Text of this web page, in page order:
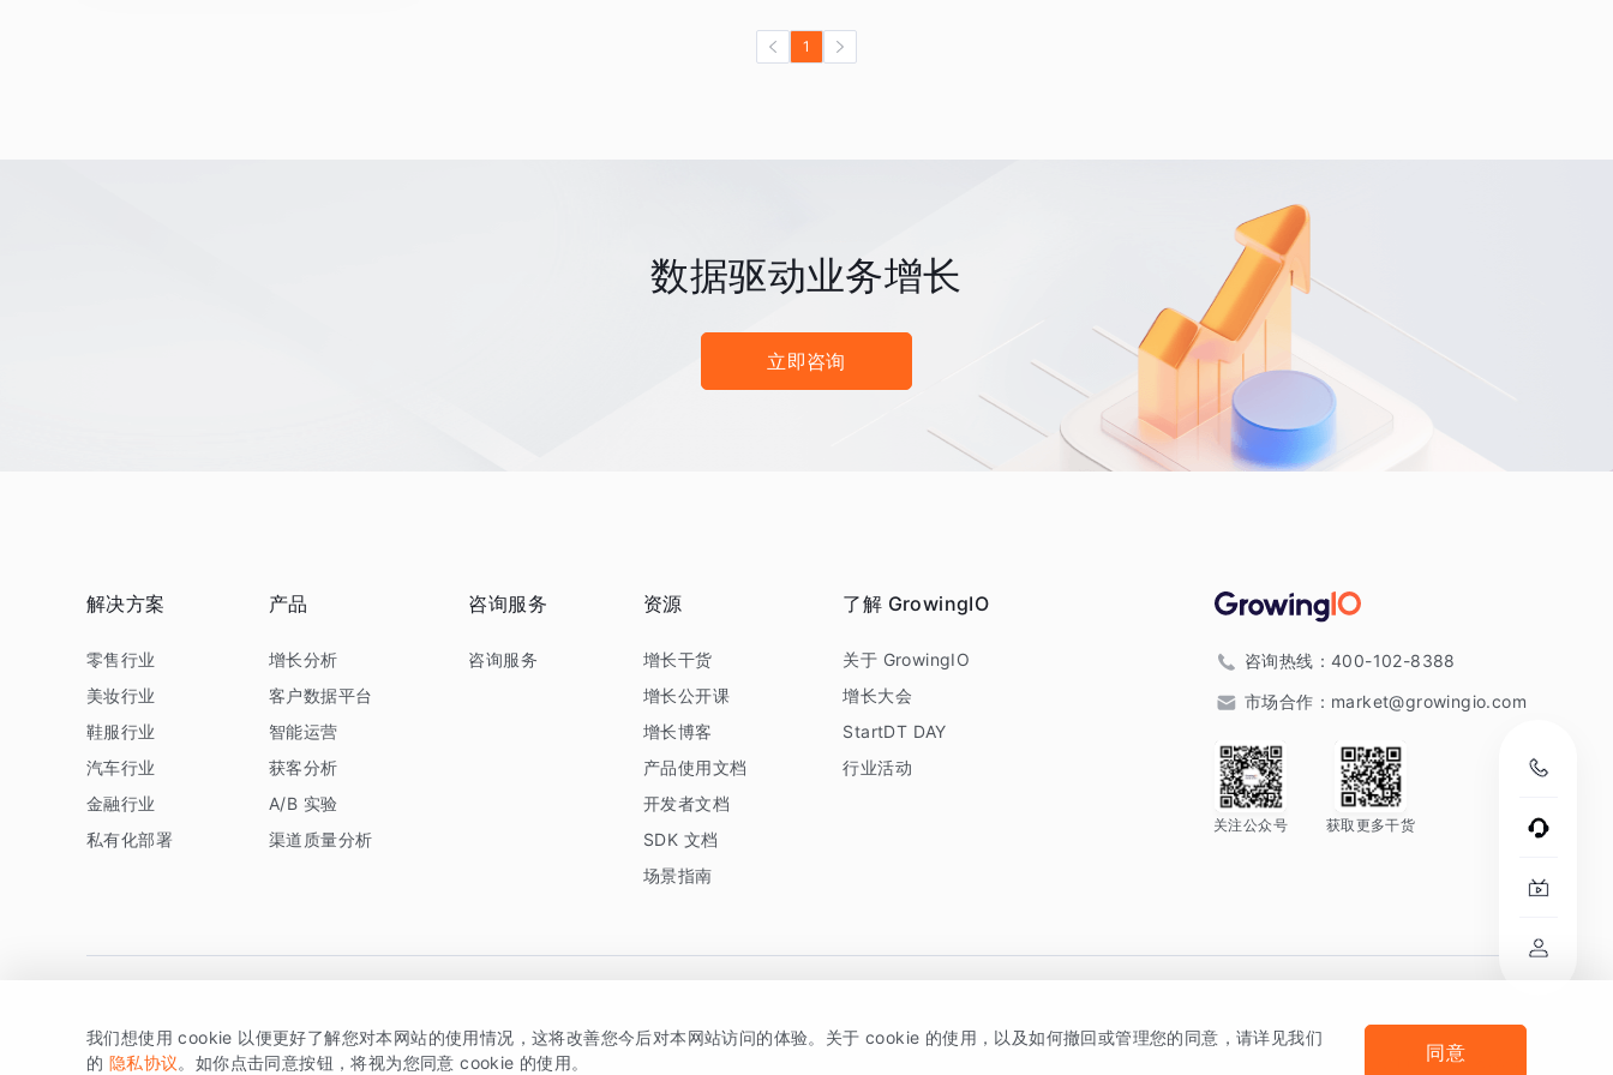
1
数据驱动业务增长
立即咨询
解决方案
零售行业
美妆行业
鞋服行业
汽车行业
金融行业
私有化部署
产品
增长分析
客户数据平台
智能运营
获客分析
A/B 实验
渠道质量分析
咨询服务
咨询服务
资源
增长干货
增长公开课
增长博客
产品使用文档
开发者文档
SDK 文档
场景指南
了解 GrowingIO
关于 GrowingIO
增长大会
StartDT DAY
行业活动
咨询热线： 400-102-8388
市场合作： market@growingio.com
关注公众号 获取更多干货
版权所有 © 北京易数科技有限公司SDK相关说明 京ICP备15038330号 法律声明及隐私条款
我们想使用 cookie 以便更好了解您对本网站的使用情况，这将改善您今后对本网站访问的体验。关于 cookie 的使用，以及如何撤回或管理您的同意，请详见我们
的 隐私协议。如你点击同意按钮，将视为您同意 cookie 的使用。 同意